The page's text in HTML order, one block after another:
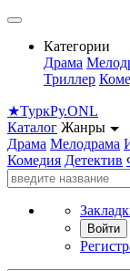
Категории
Драма
Триллер
★ТуркРу.ONL
Каталог Жанры
Драма Мелодрама
Комедия Детектив
Войти